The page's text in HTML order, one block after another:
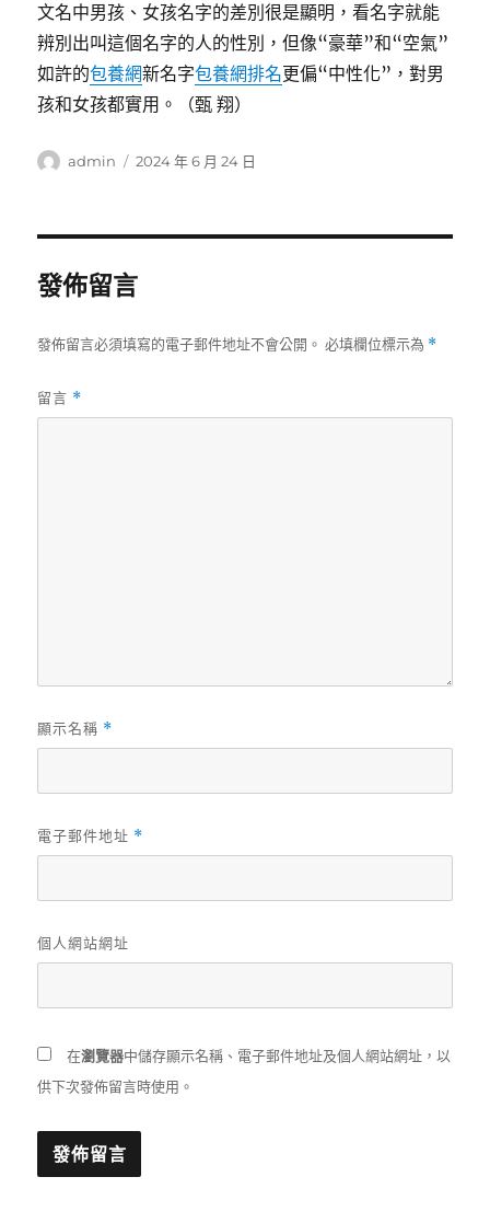
文名中男孩、女孩名字的差別很是顯明，看名字就能
辨別出叫這個名字的人的性別，但像“豪華”和“空氣”
如許的包養網新名字包養網排名更偏“中性化”，對男
孩和女孩都實用。（甄 翔）
作
admin
發
2024 年 6 月 24 日
發佈留言
發佈留言必須填寫的電子郵件地址不會公開。 必填欄位標示為 *
留言 *
顯示名稱 *
電子郵件地址 *
個人網站網址
在瀏覽器中儲存顯示名稱、電子郵件地址及個人網站網址，以
供下次發佈留言時使用。